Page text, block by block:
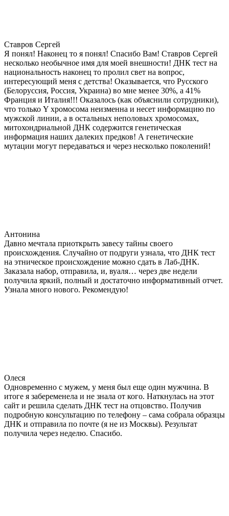
Ставров Сергей
Я понял! Наконец то я понял! Спасибо Вам! Ставров Сергей
несколько необычное имя для моей внешности! ДНК тест на
национальность наконец то пролил свет на вопрос,
интересующий меня с детства! Оказывается, что Русского
(Белоруссия, Россия, Украина) во мне менее 30%, а 41%
Франция и Италия!!! Оказалось (как объяснили сотрудники),
что только Y хромосома неизменна и несет информацию по
мужской линии, а в остальных неполовых хромосомах,
митохондриальной ДНК содержится генетическая
информация наших далеких предков! А генетические
мутации могут передаваться и через несколько поколений!
Антонина
Давно мечтала приоткрыть завесу тайны своего
происхождения. Случайно от подруги узнала, что ДНК тест
на этническое происхождение можно сдать в Лаб-ДНК.
Заказала набор, отправила, и, вуаля… через две недели
получила яркий, полный и достаточно информативный отчет.
Узнала много нового. Рекомендую!
Олеся
Одновременно с мужем, у меня был еще один мужчина. В
итоге я забеременела и не знала от кого. Наткнулась на этот
сайт и решила сделать ДНК тест на отцовство. Получив
подробную консультацию по телефону – сама собрала образцы
ДНК и отправила по почте (я не из Москвы). Результат
получила через неделю. Спасибо.